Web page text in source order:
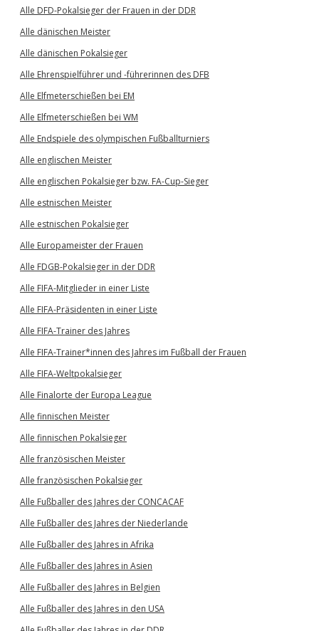
Alle DFD-Pokalsieger der Frauen in der DDR
Alle dänischen Meister
Alle dänischen Pokalsieger
Alle Ehrenspielführer und -führerinnen des DFB
Alle Elfmeterschießen bei EM
Alle Elfmeterschießen bei WM
Alle Endspiele des olympischen Fußballturniers
Alle englischen Meister
Alle englischen Pokalsieger bzw. FA-Cup-Sieger
Alle estnischen Meister
Alle estnischen Pokalsieger
Alle Europameister der Frauen
Alle FDGB-Pokalsieger in der DDR
Alle FIFA-Mitglieder in einer Liste
Alle FIFA-Präsidenten in einer Liste
Alle FIFA-Trainer des Jahres
Alle FIFA-Trainer*innen des Jahres im Fußball der Frauen
Alle FIFA-Weltpokalsieger
Alle Finalorte der Europa League
Alle finnischen Meister
Alle finnischen Pokalsieger
Alle französischen Meister
Alle französischen Pokalsieger
Alle Fußballer des Jahres der CONCACAF
Alle Fußballer des Jahres der Niederlande
Alle Fußballer des Jahres in Afrika
Alle Fußballer des Jahres in Asien
Alle Fußballer des Jahres in Belgien
Alle Fußballer des Jahres in den USA